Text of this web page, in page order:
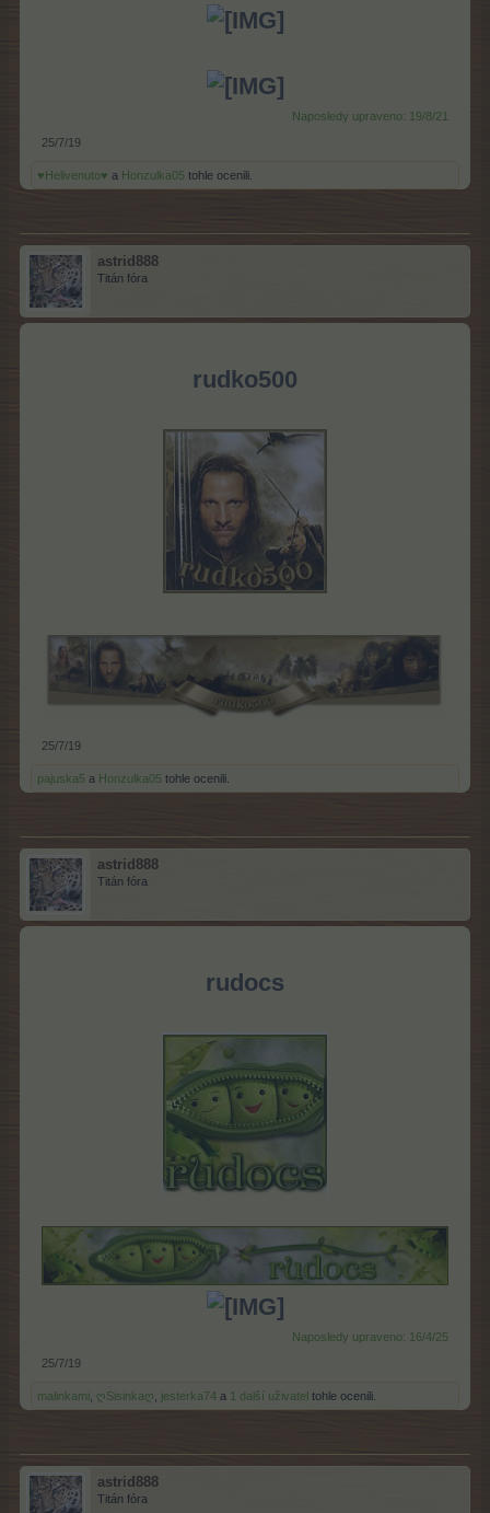
Naposledy upraveno: 19/8/21
25/7/19
♥Helivenuto♥ a Honzulka05 tohle ocenili.
astrid888
Titán fóra
rudko500
25/7/19
pajuska5 a Honzulka05 tohle ocenili.
astrid888
Titán fóra
rudocs
Naposledy upraveno: 16/4/25
25/7/19
malinkami ღSisinkaღ jesterka74 a 1 další uživatel tohle ocenili.
astrid888
Titán fóra